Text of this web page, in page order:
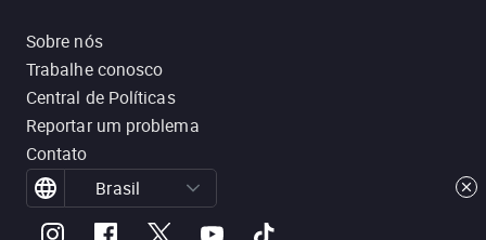
Sobre nós
Trabalhe conosco
Central de Políticas
Reportar um problema
Contato
Brasil